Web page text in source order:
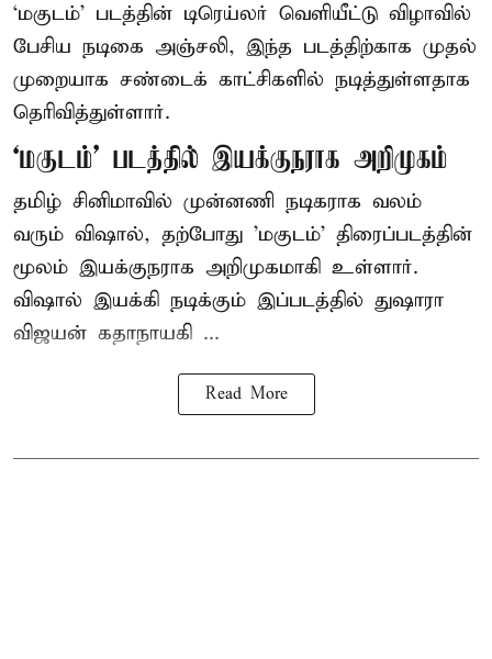
‘மகுடம்’ படத்தின் டிரெய்லர் வெளியீட்டு விழாவில்
பேசிய நடிகை அஞ்சலி, இந்த படத்திற்காக முதல்
முறையாக சண்டைக் காட்சிகளில் நடித்துள்ளதாக
தெரிவித்துள்ளார்.
‘மகுடம்’ படத்தில் இயக்குநராக அறிமுகம்
தமிழ் சினிமாவில் முன்னணி நடிகராக வலம்
வரும் விஷால், தற்போது 'மகுடம்' திரைப்படத்தின்
மூலம் இயக்குநராக அறிமுகமாகி உள்ளார்.
விஷால் இயக்கி நடிக்கும் இப்படத்தில் துஷாரா
விஜயன் கதாநாயகி ...
Read More